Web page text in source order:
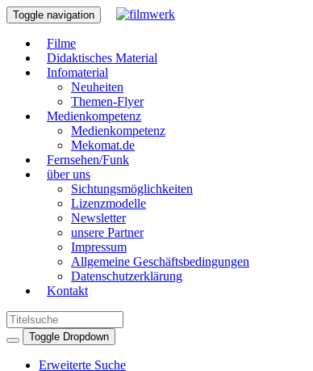
Toggle navigation
Filme
Didaktisches Material
Infomaterial
Neuheiten
Themen-Flyer
Medienkompetenz
Medienkompetenz
Mekomat.de
Fernsehen/Funk
über uns
Sichtungsmöglichkeiten
Lizenzmodelle
Newsletter
unsere Partner
Impressum
Allgemeine Geschäftsbedingungen
Datenschutzerklärung
Kontakt
Toggle Dropdown
Erweiterte Suche